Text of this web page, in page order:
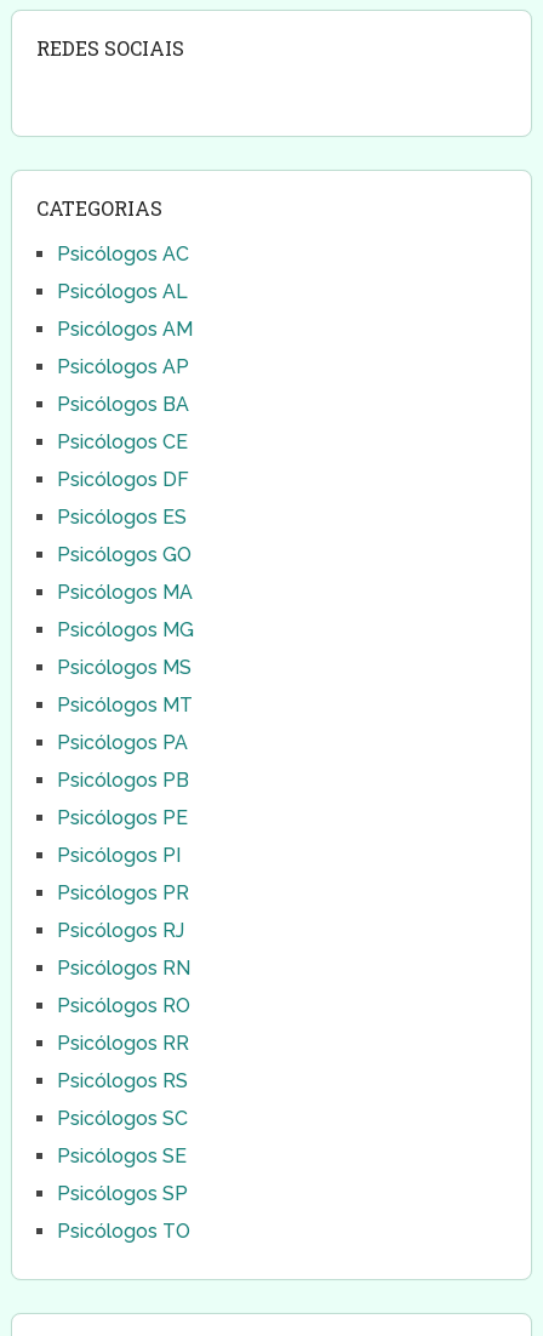
REDES SOCIAIS
CATEGORIAS
Psicólogos AC
Psicólogos AL
Psicólogos AM
Psicólogos AP
Psicólogos BA
Psicólogos CE
Psicólogos DF
Psicólogos ES
Psicólogos GO
Psicólogos MA
Psicólogos MG
Psicólogos MS
Psicólogos MT
Psicólogos PA
Psicólogos PB
Psicólogos PE
Psicólogos PI
Psicólogos PR
Psicólogos RJ
Psicólogos RN
Psicólogos RO
Psicólogos RR
Psicólogos RS
Psicólogos SC
Psicólogos SE
Psicólogos SP
Psicólogos TO